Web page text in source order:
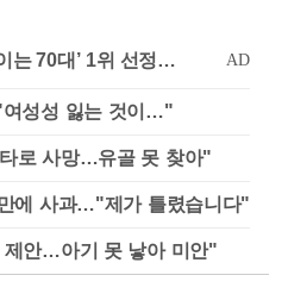
여성성 잃는 것이…"
로 사망…유골 못 찾아"
에 사과…"제가 틀렸습니다"
제안…아기 못 낳아 미안"